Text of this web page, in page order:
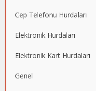
Cep Telefonu Hurdaları
Elektronik Hurdaları
Elektronik Kart Hurdaları
Genel